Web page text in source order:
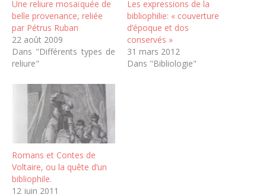
Une reliure mosaïquée de
belle provenance, reliée
par Pétrus Ruban
22 août 2009
Dans "Différents types de
reliure"
Les expressions de la
bibliophilie: « couverture
d’époque et dos
conservés »
31 mars 2012
Dans "Bibliologie"
Romans et Contes de
Voltaire, ou la quête d’un
bibliophile.
12 juin 2011